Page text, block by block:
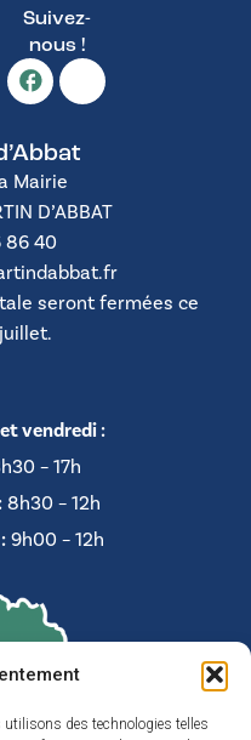
utilisons des technologies telles
Suivez-
nous !
Mairie
D’ABBAT
86 40
seront fermées ce
vendredi :
– 17h
8h30 – 12h
9h00 – 12h